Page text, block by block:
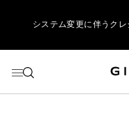
システム変更に伴うク
ジバンシイ製品の